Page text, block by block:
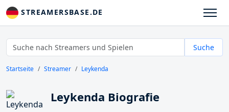
STREAMERSBASE.DE
Suche
Startseite Streamer Leykenda
Leykenda Biografie